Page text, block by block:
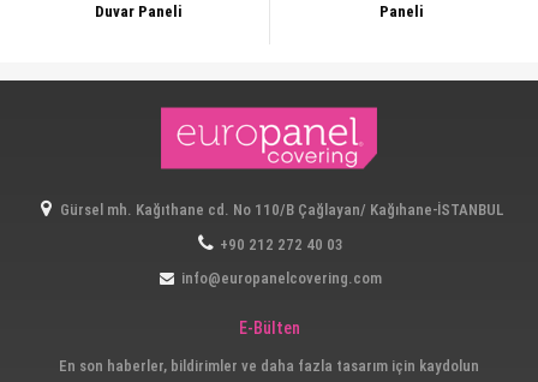
Duvar Paneli
Paneli
Gürsel mh. Kağıthane cd. No 110/B Çağlayan/ Kağıhane-İSTANBUL
+90 212 272 40 03
info@europanelcovering.com
E-Bülten
En son haberler, bildirimler ve daha fazla tasarım için kaydolun